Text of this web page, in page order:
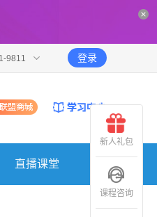
9811 登录
直播课堂
新人礼包
课程咨询